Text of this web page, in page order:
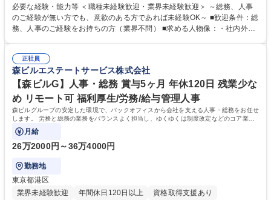
・採用・教育研修 ・福利厚生運用 など ※基本的には事務所勤務ですが、
採用や教育等の業務内容により、関西圏以外への日帰り・宿泊を伴う国内
出張もございます。 ※担当業務を持ちつつ、お互いに助け合いながら、総
必要な経験・能力等 ＜職種未経験歓迎・業界未経験歓迎＞ ～総務、人事
のご経験が無い方でも、意欲のある方であれば未経験OK～ ■歓迎条件：総
務、人事のご経験をお持ちの方（業界不問） ■求める人物像：・社内外の
正社員
森ビルエステートサービス株式会社
【森ビルG】人事・総務 賞与5ヶ月 年休120日 残業少な
め リモート可 福利厚生/労務/給与管理人事
森ビルグループの安定した環境で、バックオフィスから会社を支える人事・総務をお任せ
します。 労務と総務の業務をバランスよく担当し、ゆくゆくは制度改定などのコア業務
にも挑戦できる、やりがいある環境です。
月給
26万2000円～36万4000円
勤務地
東京都港区
業界未経験歓迎
年間休日120日以上 資格取得支援あり